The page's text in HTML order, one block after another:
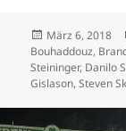
Veröffentlicht
am
März 6, 2018
Bouhaddouz,
Steininger, Danilo
Gislason,Steven